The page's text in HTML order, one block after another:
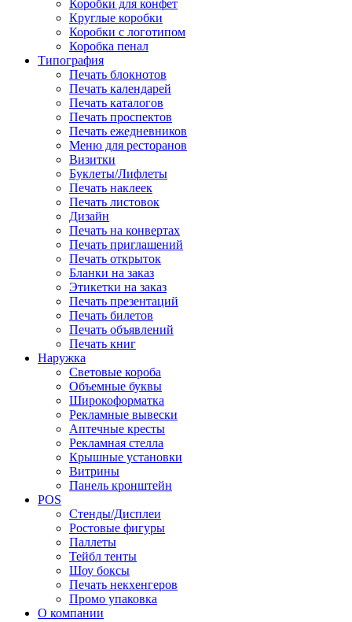
Коробки для конфет
Круглые коробки
Коробки с логотипом
Коробка пенал
Типография
Печать блокнотов
Печать календарей
Печать каталогов
Печать проспектов
Печать ежедневников
Меню для ресторанов
Визитки
Буклеты/Лифлеты
Печать наклеек
Печать листовок
Дизайн
Печать на конвертах
Печать приглашений
Печать открыток
Бланки на заказ
Этикетки на заказ
Печать презентаций
Печать билетов
Печать объявлений
Печать книг
Наружка
Световые короба
Объемные буквы
Широкоформатка
Рекламные вывески
Аптечные кресты
Рекламная стелла
Крышные установки
Витрины
Панель кронштейн
POS
Стенды/Дисплеи
Ростовые фигуры
Паллеты
Тейбл тенты
Шоу боксы
Печать некхенгеров
Промо упаковка
О компании